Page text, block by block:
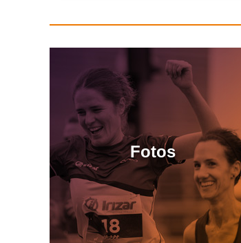
Fotos